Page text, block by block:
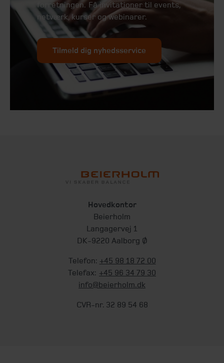
forretningen. Få invitationer til events,
netværk, kurser og webinarer.
Tilmeld dig nyhedsservice
Hovedkontor
Beierholm
Langagervej 1
DK-9220 Aalborg Ø
Telefon: +45 98 18 72 00
Telefax: +45 96 34 79 30
info@beierholm.dk
CVR-nr. 32 89 54 68